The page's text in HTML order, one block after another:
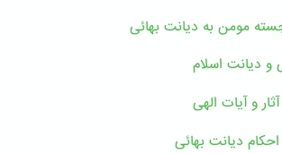
مومن به دیانت بهائی
و دیانت اسلام
و آیات الهی
دیانت بهائی